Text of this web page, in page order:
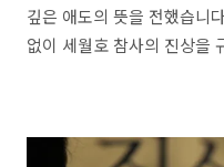
깊은 애도의 뜻을 전했습니
없이 세월호 참사의 진상을